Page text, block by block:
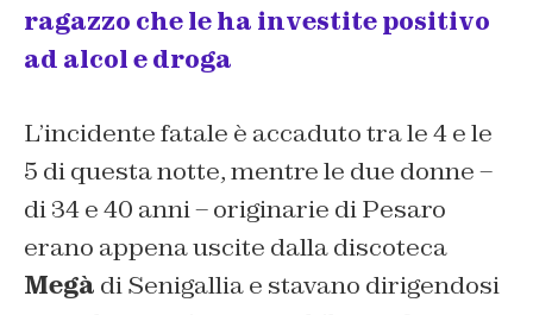
ragazzo che le ha investite positivo
ad alcol e droga
L’incidente fatale è accaduto tra le 4 e le
5 di questa notte, mentre le due donne –
di 34 e 40 anni – originarie di Pesaro
erano appena uscite dalla discoteca
Megà di Senigallia e stavano dirigendosi